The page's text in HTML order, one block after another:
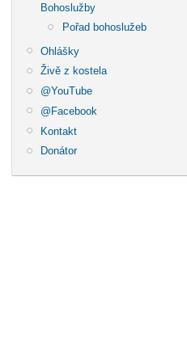
Bohoslužby
Pořad bohoslužeb
Ohlášky
Živě z kostela
@YouTube
@Facebook
Kontakt
Donátor